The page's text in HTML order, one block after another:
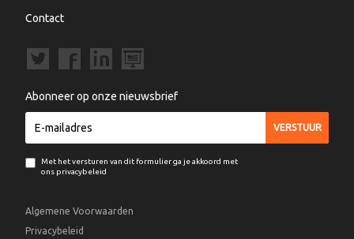
Contact
Abonneer op onze nieuwsbrief
Met het versturen van dit formulier ga je akkoord met
ons privacybeleid
Algemene Voorwaarden
Privacybeleid